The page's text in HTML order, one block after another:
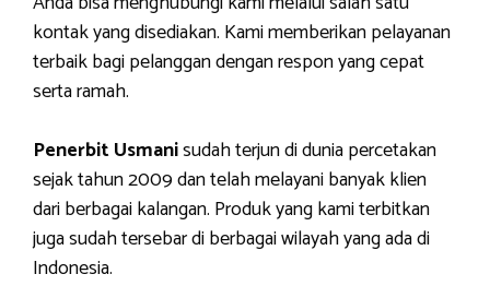
kontak yang disediakan. Kami memberikan pelayanan
terbaik bagi pelanggan dengan respon yang cepat
serta ramah.
Penerbit Usmanisudah terjun di dunia percetakan
sejak tahun 2009 dan telah melayani banyak klien
dari berbagai kalangan. Produk yang kami terbitkan
juga sudah tersebar di berbagai wilayah yang ada di
Indonesia.